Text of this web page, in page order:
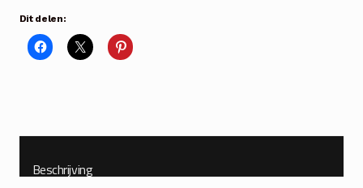
Paint
warm
yellow
Dit delen:
Beschrijving